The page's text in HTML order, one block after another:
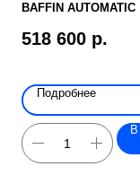
BAFFIN AUTOMATIC
518 600 р.
Подробнее
В